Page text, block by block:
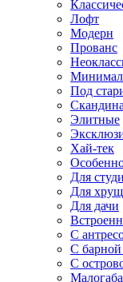
Лофт
Модерн
Прованс
Под
Элитные
Хай-тек
Для
Для
Для дачи
С
С барной
С